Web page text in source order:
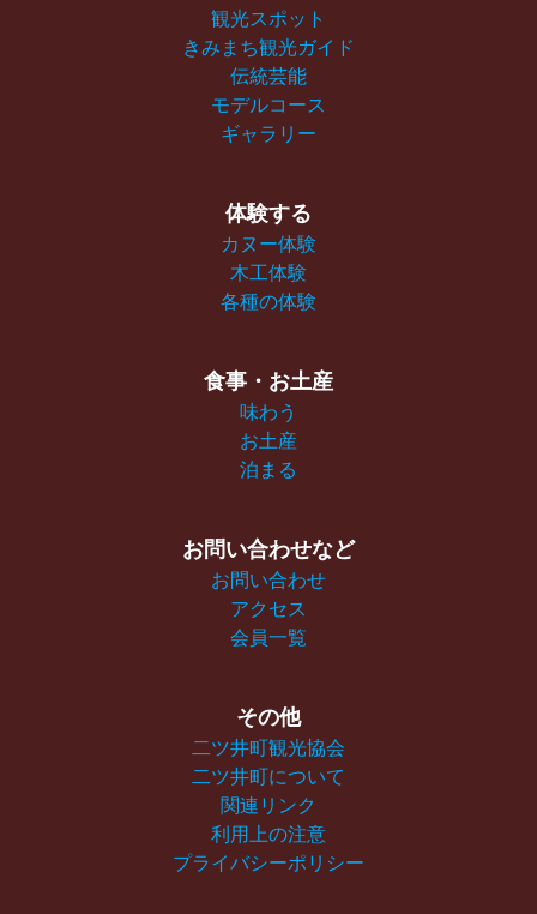
観光スポット
きみまち観光ガイド
伝統芸能
モデルコース
ギャラリー
体験する
カヌー体験
木工体験
各種の体験
食事・お土産
味わう
お土産
泊まる
お問い合わせなど
お問い合わせ
アクセス
会員一覧
その他
二ツ井町観光協会
二ツ井町について
関連リンク
利用上の注意
プライバシーポリシー